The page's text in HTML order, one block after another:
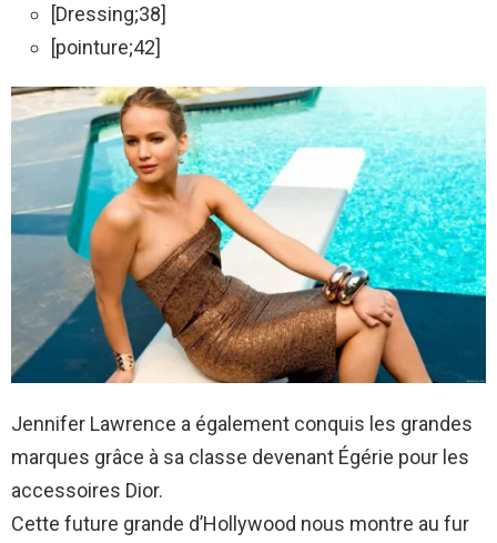
[Dressing;38]
[pointure;42]
Jennifer Lawrence a également conquis les grandes
marques grâce à sa classe devenant Égérie pour les
accessoires Dior.
Cette future grande d’Hollywood nous montre au fur